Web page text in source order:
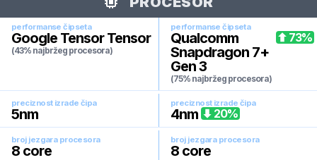
performanse čipseta
Google Tensor Tensor
(43% najbržeg procesora)
performanse čipseta
Qualcomm
Snapdragon 7+
Gen 3
(75% najbržeg procesora)
73%
preciznost izrade čipa
5nm
preciznost izrade čipa
4nm 20%
broj jezgara procesora
8 core
broj jezgara procesora
8 core